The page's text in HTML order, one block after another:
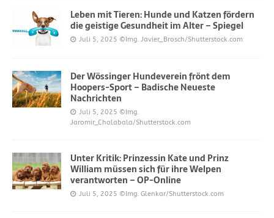
Leben mit Tieren: Hunde und Katzen fördern
die geistige Gesundheit im Alter – Spiegel
Juli 5, 2025 ©Img. Javier_Brosch/Shutterstock.com
Der Wössinger Hundeverein frönt dem
Hoopers-Sport – Badische Neueste
Nachrichten
Juli 5, 2025 ©Img.
Jaromir_Chalabala/Shutterstock.com
Unter Kritik: Prinzessin Kate und Prinz
William müssen sich für ihre Welpen
verantworten – OP-Online
Juli 5, 2025 ©Img. Glenkar/Shutterstock.com